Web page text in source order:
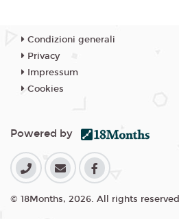
Condizioni generali
Privacy
Impressum
Cookies
Powered by
© 18Months, 2026. All rights reserved